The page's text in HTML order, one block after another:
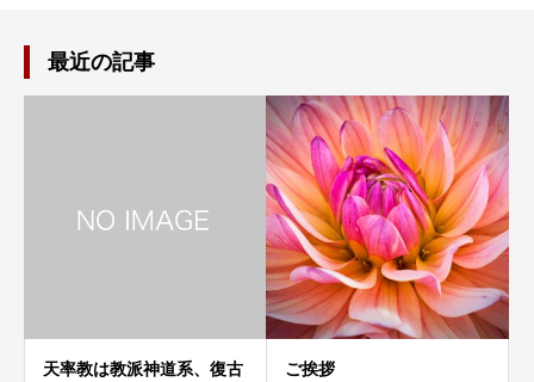
最近の記事
天率教は教派神道系、復古
ご挨拶